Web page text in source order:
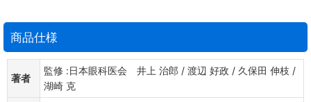
商品仕様
著者
監修 :日本眼科医会 井上 治郎 / 渡辺 好政 / 久保田 伸枝 /
湖崎 克